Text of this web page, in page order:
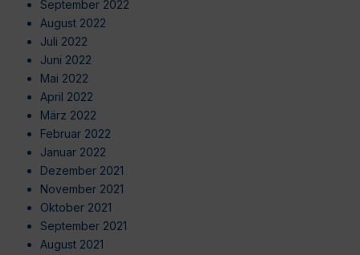
September 2022
August 2022
Juli 2022
Juni 2022
Mai 2022
April 2022
März 2022
Februar 2022
Januar 2022
Dezember 2021
November 2021
Oktober 2021
September 2021
August 2021